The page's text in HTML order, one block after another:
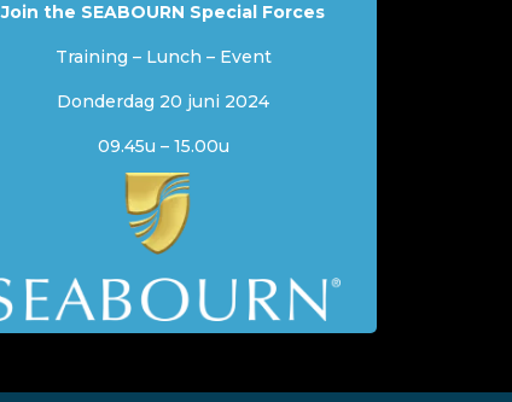
Join the SEABOURN Special Forces
Training – Lunch – Event
Donderdag 20 juni 2024
09.45u – 15.00u